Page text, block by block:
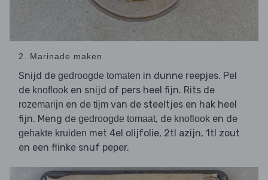
2. Marinade maken
Snijd de gedroogde tomaten in dunne reepjes. Pel
de knoflook en snijd of pers heel fijn. Rits de
rozemarijn en de tijm van de steeltjes en hak heel
fijn. Meng de gedroogde tomaat, de knoflook en de
gehakte kruiden met 4el olijfolie, 2tl azijn, 1tl zout
en een flinke snuf peper.